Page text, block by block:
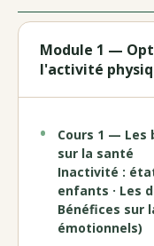
Module 1 —
l'activité
Cours 1 — Les
sur la santé
Inactivité :
enfants · Les
Bénéfices sur
émotionnels)